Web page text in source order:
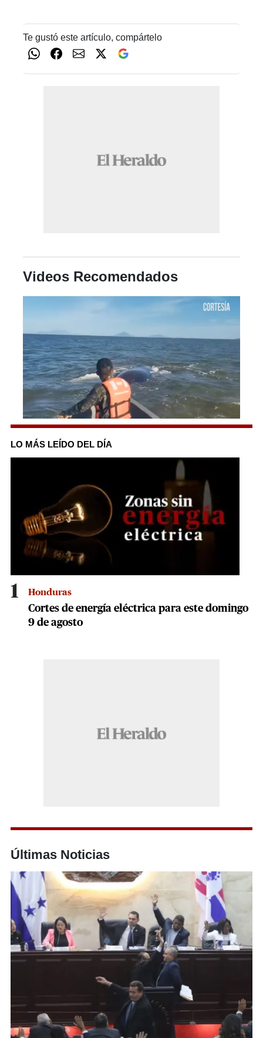
Te gustó este artículo, compártelo
Videos Recomendados
0
of
29
seconds
LO MÁS LEÍDO DEL DÍA
1 Honduras
Cortes de energía eléctrica para este domingo
9 de agosto
Últimas Noticias